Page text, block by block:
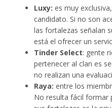
Luxy: es muy
candidato. Si no son
las fortalezas señalan
está el ofrecer un
Tinder Select: gente
pertenecer al clan es
no realizan una
Raya: entre los
No resulta fácil formar